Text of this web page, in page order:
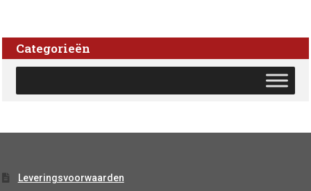
Categorieën
Leveringsvoorwaarden